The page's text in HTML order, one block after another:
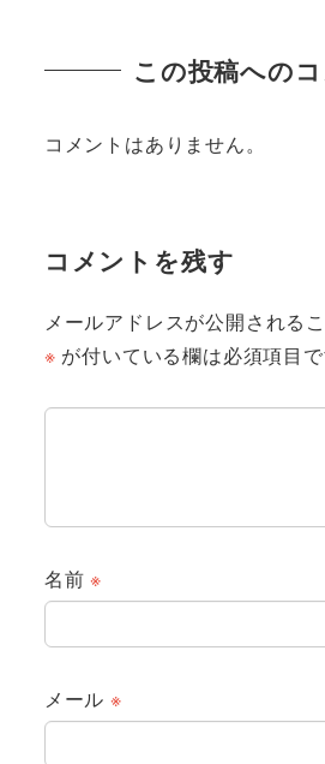
この投稿への
コメントはありません。
コメントを残す
メールアドレスが公開される
※ が付いている欄は必須項目
名前※
メール ※